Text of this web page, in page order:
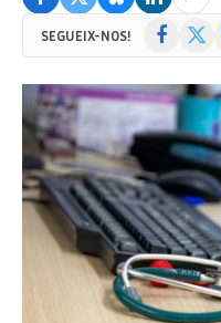
SEGUEIX-NOS! Facebook